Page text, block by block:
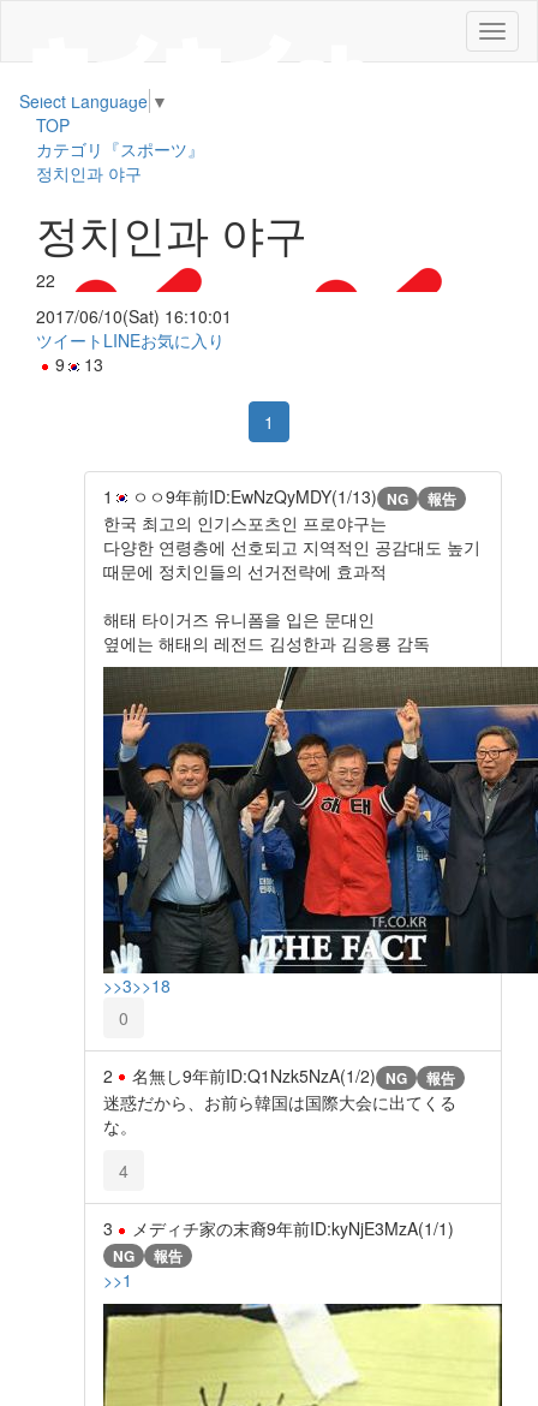
メ
ニ
Select Language ▼
TOP
カテゴリ『スポーツ』
정치인과 야구
정치인과 야구
22
2017/06/10(Sat) 16:10:01
ツイート LINEお気に入り
9
13
1
1 ㅇㅇ9年前ID:EwNzQyMDY(1/13) NG 報告
한국 최고의 인기스포츠인 프로야구는
다양한 연령층에 선호되고 지역적인 공감대도 높기
때문에 정치인들의 선거전략에 효과적
해태 타이거즈 유니폼을 입은 문대인
옆에는 해태의 레전드 김성한과 김응룡 감독
>>3>>18
0
2 名無し9年前ID:Q1Nzk5NzA(1/2) NG 報告
迷惑だから、お前ら韓国は国際大会に出てくる
な。
4
3 メディチ家の末裔9年前ID:kyNjE3MzA(1/1)
NG 報告
>>1